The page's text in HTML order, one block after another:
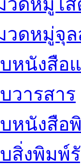
วดหมู่จุ
หนังสือ
วารสาร
บหนังสือ
สิ่งพิมพ์